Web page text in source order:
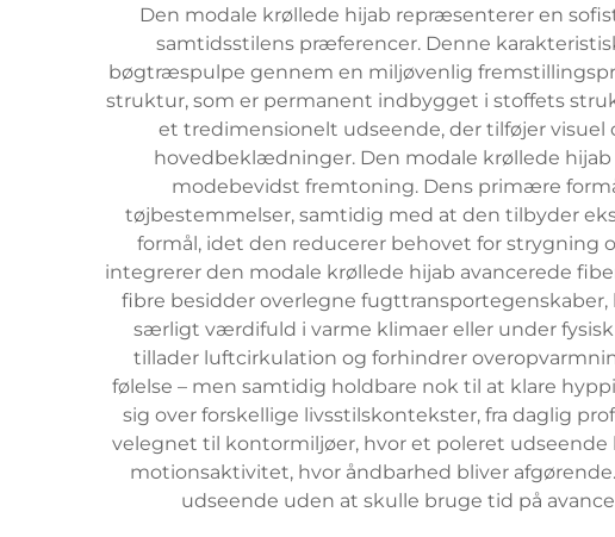
Den modale krøllede hijab repræsenterer en
samtidsstilens præferencer. Denne
bøgtræspulpe gennem en miljøvenlig
struktur, som er permanent indbygget i stoffets
et tredimensionelt udseende, der tilføjer
hovedbeklædninger. Den modale krøllede
modebevidst fremtoning. Dens primære
tøjbestemmelser, samtidig med at den tilbyder
formål, idet den reducerer behovet for strygning
integrerer den modale krøllede hijab avancerede
fibre besidder overlegne
særligt værdifuld i varme klimaer eller under
tillader luftcirkulation og forhindrer
følelse – men samtidig holdbare nok til at klare
sig over forskellige livsstilskontekster, fra daglig
velegnet til kontormiljøer, hvor et poleret
motionsaktivitet, hvor åndbarhed bliver
udseende uden at skulle bruge tid på